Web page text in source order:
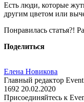
Есть люди, которые
другим цветом или
Понравилась статья?!
Поделиться
Елена Новикова
Главный редактор
1692 20.02.2020
Присоединяйтесь к